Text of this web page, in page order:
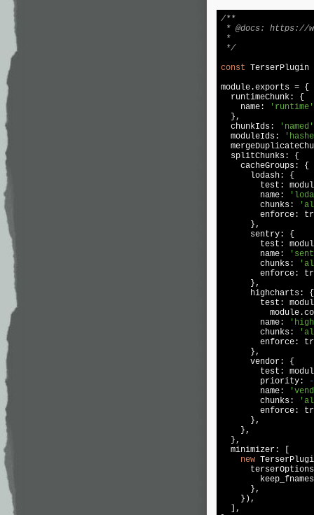
/**
* @docs: https://
*
*/
const
module.exports = {
  runtimeChunk: {
    name:
'runtime'
  },
  chunkIds:
'named'
  moduleIds:
  splitChunks: {
    cacheGroups: {
      lodash: {
        test:
        name:
        chunks:
        enforce:
      },
      sentry: {
        test:
        name:
        chunks:
        enforce:
      },
      highcharts: {
        test:
module
        name:
        chunks:
        enforce:
      },
      vendor: {
        test:
        priority:
        name:
        chunks:
        enforce:
      },
    },
  },
  minimizer: [
new
      },
    }),
  ],